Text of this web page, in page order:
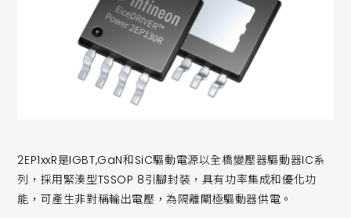
2EP1xxR是IGBT,GaN和SiC驅動電源以全橋變壓器驅動器IC系
列，採用緊湊型TSSOP 8引腳封裝，具有功率集成和優化功
能，可產生非對稱輸出電壓，為隔離閘極驅動器供電。